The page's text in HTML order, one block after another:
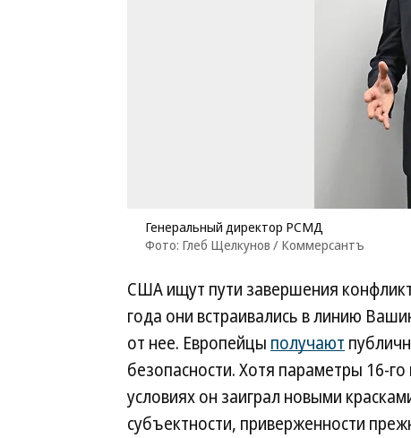
Генеральный директор РСМД
Фото: Глеб Щелкунов / Коммерсантъ
США ищут пути завершения
года они встраивались в линию
от нее. Европейцы получают
безопасности. Хотя параметры 16-
условиях он заиграл новыми
субъектности, приверженности